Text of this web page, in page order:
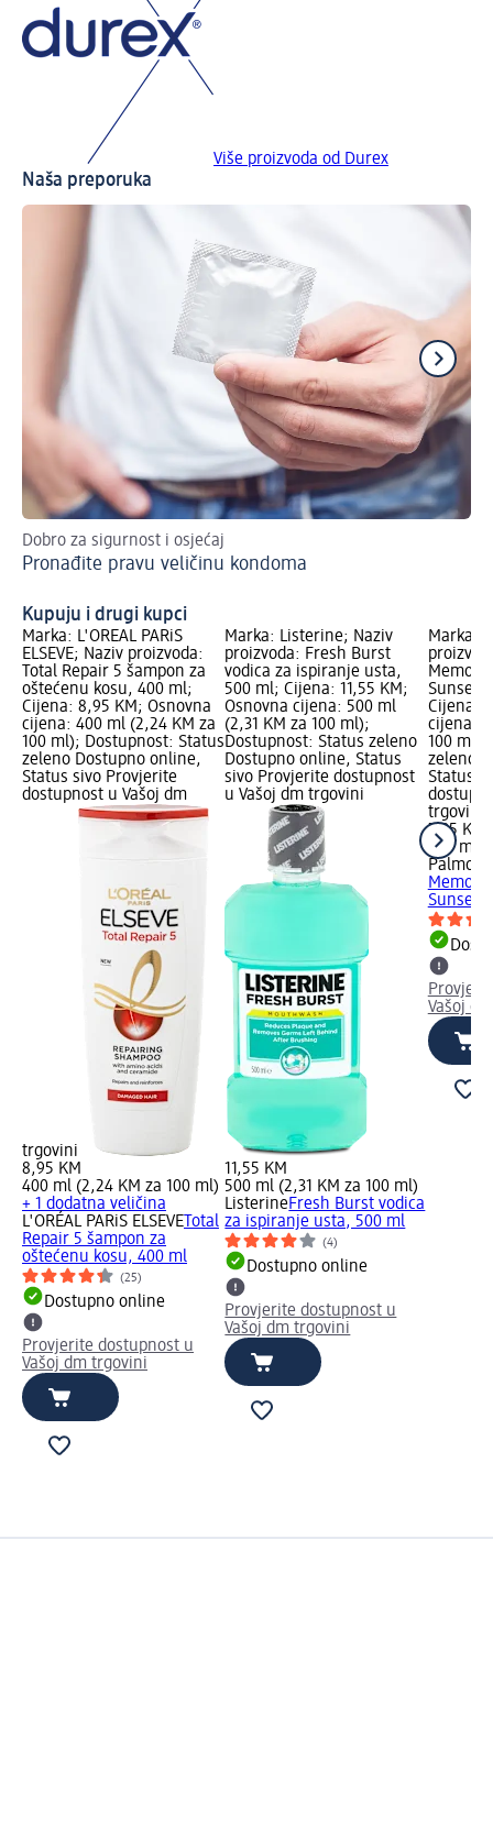
Više proizvoda od Durex
Naša preporuka
Dobro za sigurnost i osjećaj
Pronađite pravu veličinu kondoma
Kupuju i drugi kupci
Marka: L'ORÉAL PARiS
ELSEVE; Naziv proizvoda:
Total Repair 5 šampon za
oštećenu kosu, 400 ml;
Cijena: 8,95 KM; Osnovna
cijena: 400 ml (2,24 KM za
100 ml); Dostupnost: Status
zeleno Dostupno online,
Status sivo Provjerite
dostupnost u Vašoj dm
trgovini
8,95 KM
400 ml (2,24 KM za 100 ml)
+ 1 dodatna veličina
L'ORÉAL PARiS ELSEVETotal
Repair 5 šampon za
oštećenu kosu, 400 ml
(25)
Dostupno online
Provjerite dostupnost u
Vašoj dm trgovini
Marka: Listerine; Naziv
proizvoda: Fresh Burst
vodica za ispiranje usta,
500 ml; Cijena: 11,55 KM;
Osnovna cijena: 500 ml
(2,31 KM za 100 ml);
Dostupnost: Status zeleno
Dostupno online, Status
sivo Provjerite dostupnost
u Vašoj dm trgovini
11,55 KM
500 ml (2,31 KM za 100 ml)
ListerineFresh Burst vodica
za ispiranje usta, 500 ml
(4)
Dostupno online
Provjerite dostupnost u
Vašoj dm trgovini
Marka:
Sunset
Cijena:
cijena:
100 ml);
zeleno
Status
trgovini
7,35 KM
500 ml
Sunset
Vašoj